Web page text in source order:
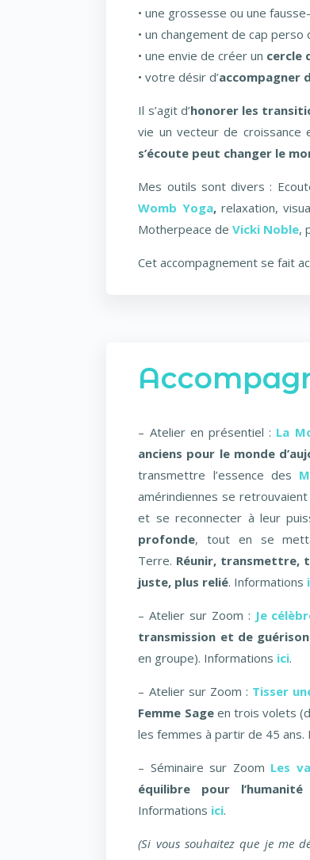
• une grossesse ou une
• un changement de cap perso
• une envie de créer un cercle
• votre désir d’accompagner
Il s’agit d’honorer les
vie un vecteur de croissance
s’écoute peut changer le
Mes outils sont divers :
Womb Yoga,relaxation,
Motherpeace deVicki Noble,
Cet accompagnement se fait
– Atelier en présentiel : La
anciens pour le monde
transmettre l’essence des
amérindiennes se
et se reconnecter à leur
profonde, tout en se
Terre. Réunir, transmettre,
juste, plus relié. Informations
– Atelier sur Zoom : Je
transmission et de
en groupe). Informations ici.
– Atelier sur Zoom : Tisser
Femme Sageen trois volets
les femmes à partir de 45 ans.
– Séminaire sur Zoom Les
équilibre pour
Informations ici.
(Si vous souhaitez que je me